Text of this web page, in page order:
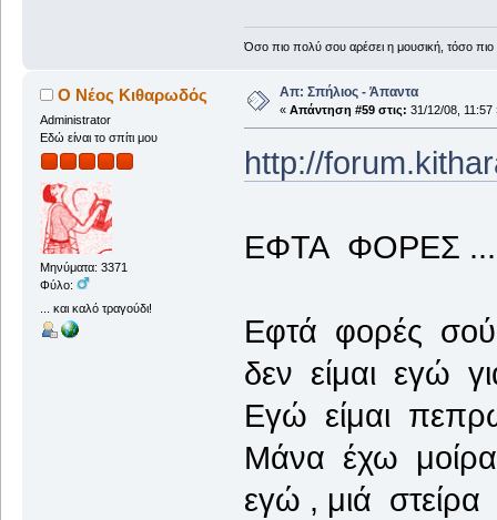
Όσο πιο πολύ σου αρέσει η μουσική, τόσο
Ο Νέος Κιθαρωδός
Administrator
Εδώ είναι το σπίτι μου
Μηνύματα: 3371
Φύλο:
... και καλό τραγούδι!
Απ: Σπήλιος - Άπαντα
« Απάντηση #59 στις: 31/12/08, 11:57
http://
ΕΦΤΑ ΦΟΡΕΣ ...
Εφτά φορές
δεν είμαι εγώ
Εγώ είμαι
Μάνα έχω
εγώ , μιά